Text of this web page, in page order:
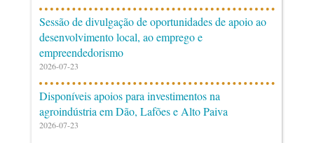
Sessão de divulgação de oportunidades de apoio ao
desenvolvimento local, ao emprego e
empreendedorismo
2026-07-23
Disponíveis apoios para investimentos na
agroindústria em Dão, Lafões e Alto Paiva
2026-07-23